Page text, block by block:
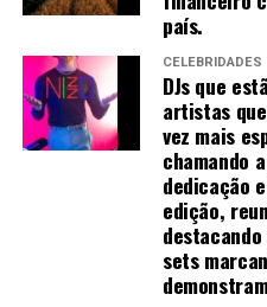
Páginas:
118 (confirmar)
Preço de capa:
R$
R$
Pré-lançamento: agosto de
agosto de
pré-moldadas, está bem
para o crescimento e
Com o apoio do governo
favoráveis oferecidas, a
uma diferença significativa
Os próximos passos
finais para a instalação da
país.
CELEBRIDADES
DJs que
artistas
vez mais
chamando
dedicação
edição,
sets